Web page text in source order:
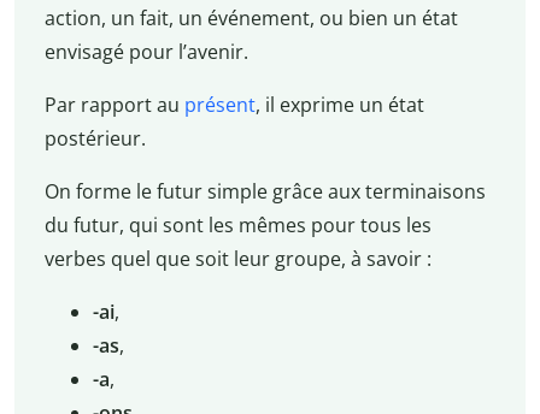
action, un fait, un événement, ou bien un état
envisagé pour l’avenir.
Par rapport au présent, il exprime un état
postérieur.
On forme le futur simple grâce aux terminaisons
du futur, qui sont les mêmes pour tous les
verbes quel que soit leur groupe, à savoir :
-ai,
-as,
-a,